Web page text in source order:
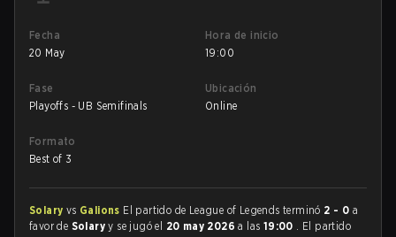
Fecha
20 May
Hora de inicio
19:00
Fase
Playoffs - UB Semifinals
Ubicación
Online
Formato
Best of 3
Solary vs Galions El partido de League of Legends terminó 2 - 0 a
favor de Solaryy se jugó el 20 may 2026a las 19:00 . El partido